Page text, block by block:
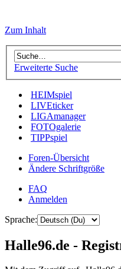
Zum Inhalt
Erweiterte Suche
HEIMspiel
LIVEticker
LIGAmanager
FOTOgalerie
TIPPspiel
Foren-Übersicht
Ändere Schriftgröße
FAQ
Anmelden
Sprache:
Halle96.de -